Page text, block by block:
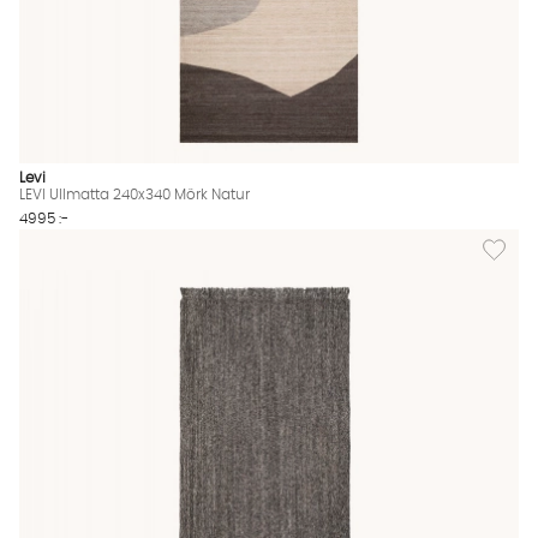
Levi
LEVI Ullmatta 240x340 Mörk Natur
4995 :-
Lägg